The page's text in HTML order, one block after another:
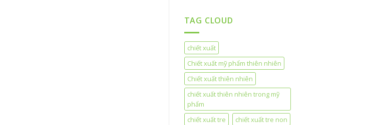
TAG CLOUD
chiết xuất
Chiết xuất mỹ phẩm thiên nhiên
Chiết xuất thiên nhiên
chiết xuất thiên nhiên trong mỹ
phẩm
chiết xuất tre
chiết xuất tre non